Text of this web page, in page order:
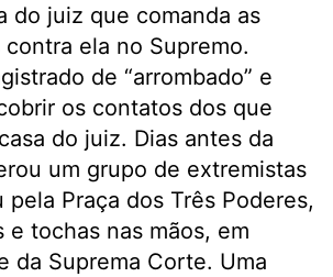
do juiz que comanda as
ela no Supremo.
de “arrombado” e
os contatos dos que
do juiz. Dias antes da
um grupo de extremistas
pela Praça dos Três Poderes,
e tochas nas mãos, em
da Suprema Corte. Uma